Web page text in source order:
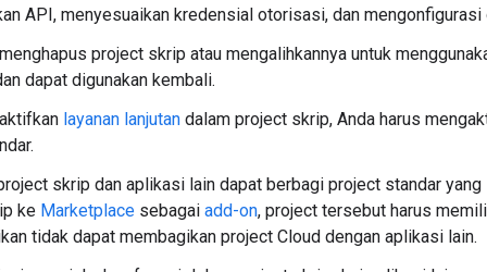
API, menyesuaikan kredensial otorisasi, dan mengonfigurasi
project skrip atau mengalihkannya untuk
dapat digunakan kembali.
layanan lanjutan dalam project skrip, Anda harus
skrip dan aplikasi lain dapat berbagi project standar
ke Marketplace sebagai add-on, project tersebut harus
tidak dapat membagikan project Cloud dengan aplikasi lain.